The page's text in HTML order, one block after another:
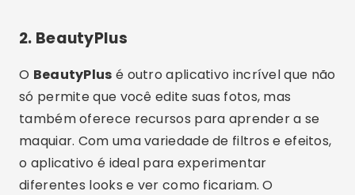
2. BeautyPlus
O BeautyPlus é outro aplicativo incrível que não
só permite que você edite suas fotos, mas
também oferece recursos para aprender a se
maquiar. Com uma variedade de filtros e efeitos,
o aplicativo é ideal para experimentar
diferentes looks e ver como ficariam. O